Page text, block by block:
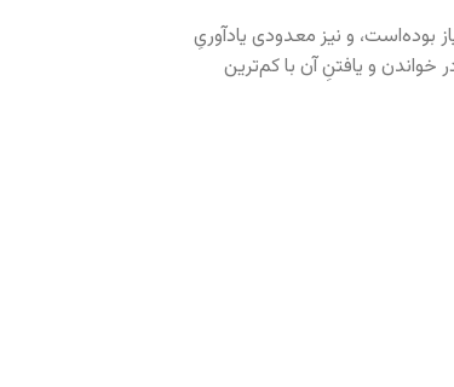
بوده‌است، و نیز معدودی یادآوریِ
و یافتنِ آن با کم‌ترین